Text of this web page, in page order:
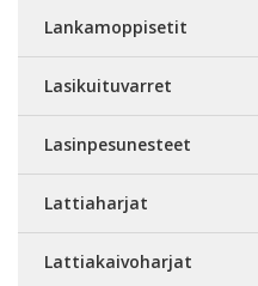
Lankamoppisetit
Lasikuituvarret
Lasinpesunesteet
Lattiaharjat
Lattiakaivoharjat